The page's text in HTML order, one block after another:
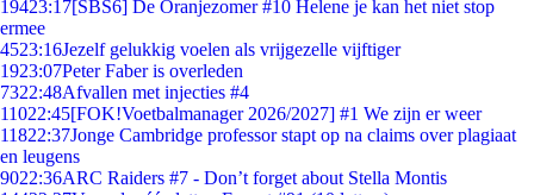
19423:17[SBS6] De Oranjezomer #10 Helene je kan het niet stop
ermee
4523:16Jezelf gelukkig voelen als vrijgezelle vijftiger
1923:07Peter Faber is overleden
7322:48Afvallen met injecties #4
11022:45[FOK!Voetbalmanager 2026/2027] #1 We zijn er weer
11822:37Jonge Cambridge professor stapt op na claims over plagiaat
en leugens
9022:36ARC Raiders #7 - Don’t forget about Stella Montis